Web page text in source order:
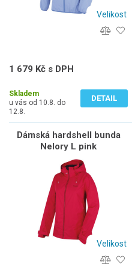
Velikost
1 679 Kč s DPH
Skladem
u vás od 10.8. do
12.8.
DETAIL
Dámská hardshell bunda
Nelory L pink
Velikost